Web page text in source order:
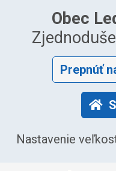
Obec
Prepnúť
Nastavenie